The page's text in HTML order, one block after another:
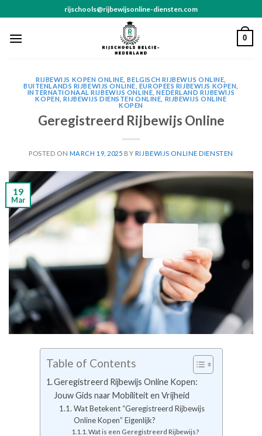
to
content
rijschools@rijbewijsonline-diensten.com
0
RIJBEWIJS KOPEN ONLINE ,BELGISCH RIJBEWIJS ONLINE
BUITENLANDS RIJBEWIJS ONLINE EUROPEES RIJBEWIJS KOPEN
INTERNATIONAAL RIJBEWIJS ONLINE ,NEDERLAND RIJBEWIJS
KOPEN ,RIJBEWIJS DIENSTEN ONLINE RIJBEWIJS ONLINE
KOPEN
Geregistreerd Rijbewijs Online
POSTED ON MARCH 19, 2025 BY RIJBEWIJS ONLINE DIENSTEN
19
Mar
Table of Contents
Geregistreerd Rijbewijs Online Kopen:
Jouw Gids naar Mobiliteit en Vrijheid
Wat Betekent “Geregistreerd Rijbewijs
Online Kopen” Eigenlijk?
Wat is een Geregistreerd Rijbewijs?